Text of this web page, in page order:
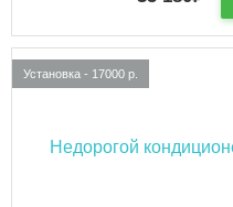
Установка - 17000 р.